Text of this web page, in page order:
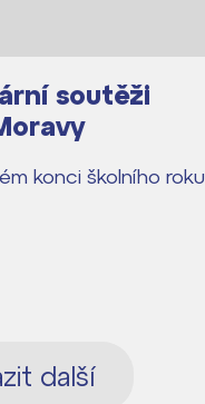
soutěži
konci školního roku
další